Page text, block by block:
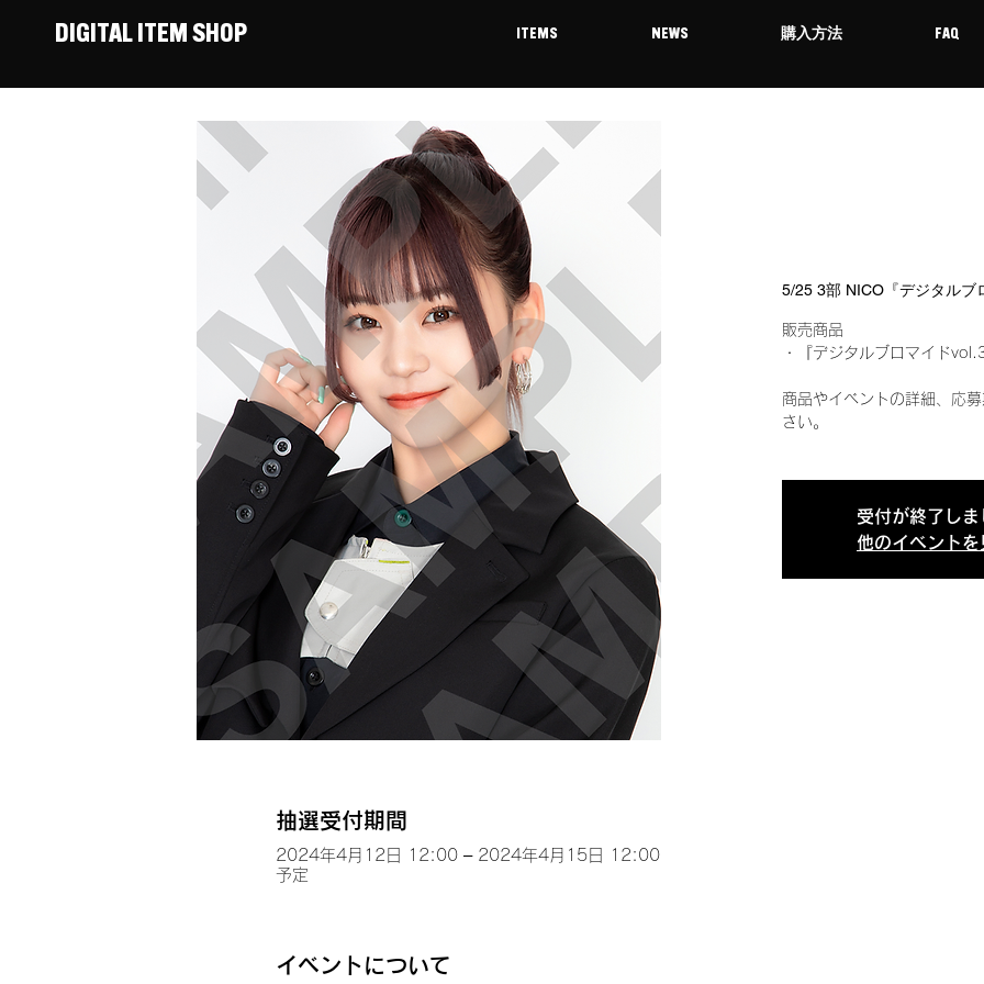
DIGITAL ITEM SHOP ITEMS NEWS 購入方法 FAQ
5/25 3部 NICO『デジタルブ
販売商品
・『デジタルブロマイド
商品やイベントの詳細、応
さい。
受付が終了しま
他のイベントを
抽選受付期間
2024年4月12日 12:00 – 2024年4月15日 12:00
予定
イベントについて